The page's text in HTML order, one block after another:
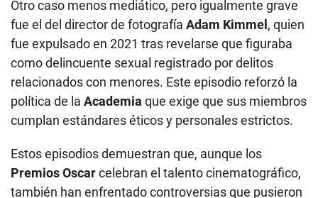
Otro caso menos mediático, pero igualmente grave
fue el del director de fotografía Adam Kimmel, quien
fue expulsado en 2021 tras revelarse que figuraba
como delincuente sexual registrado por delitos
relacionados con menores. Este episodio reforzó la
política de la Academia que exige que sus miembros
cumplan estándares éticos y personales estrictos.
Estos episodios demuestran que, aunque los
Premios Oscarcelebran el talento cinematográfico,
también han enfrentado controversias que pusieron